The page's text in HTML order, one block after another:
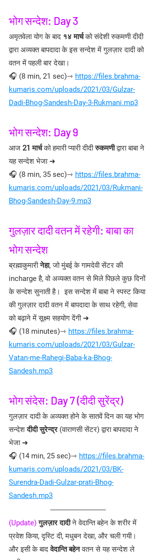
भोग सन्देश: Day 3
अमृतवेला योग के बाद १४ मार्च को संदेशी रुकमणी दीदी
द्वारा अव्यक्त बापदादा के इस सन्देश में गुलज़ार दादी को
वतन में पहली बार देखा।
🎧 (8 min, 21 sec)⇾ https://files.brahma-
kumaris.com/uploads/2021/03/Gulzar-
Dadi-Bhog-Sandesh-Day-3-Rukmani.mp3
भोग सन्देश: Day 9
आज 21 मार्च को हमारी प्यारी दीदी रुकमणी द्वारा बाबा ने
यह सन्देश भेजा ➜
🎧 (8 min, 35 sec)⇾ https://files.brahma-
kumaris.com/uploads/2021/03/Rukmani-
Bhog-Sandesh-Day-9.mp3
गुलज़ार दादी वतन में रहेगी: बाबा का
भोग सन्देश
ब्रह्माकुमारी नेहा, जो मुंबई के गामदेवी सेंटर की
incharge है, वो अव्यक्त वतन से मिले पिछले कुछ दिनों
के सन्देश सुनाती है।  इस सन्देश में बाबा ने स्पस्ट किया
की गुलज़ार दादी वतन में बापदादा के साथ रहेगी, सेवा
को बढ़ाने में सूक्ष्म सहयोग देंगी ➜
🎧 (18 minutes)⇾ https://files.brahma-
kumaris.com/uploads/2021/03/Gulzar-
Vatan-me-Rahegi-Baba-ka-Bhog-
Sandesh.mp3
भोग संदेस: Day 7 (दीदी सुरेंद्र)
गुलज़ार दादी के अव्यक्त होने के सातवें दिन का यह भोग
सन्देश दीदी सुरेन्द्र (वाराणसी सेंटर) द्वारा बापदादा ने
भेजा ➜
🎧 (14 min, 25 sec)⇾ https://files.brahma-
kumaris.com/uploads/2021/03/BK-
Surendra-Dadi-Gulzar-prati-Bhog-
Sandesh.mp3
(Update) गुलज़ार दादी ने वेदान्ति बहेन के शरीर में
प्रवेश किया, दृस्टि दी, मधुबन देखा, और चली गयी।
और इसी के बाद वेदान्ति बहेन वतन से यह सन्देश ले